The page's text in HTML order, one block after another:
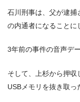
石川刑事は、父が逮捕
の内通者になることに
3年前の事件の音声デ
そして、上杉から押収
USBメモリを抜き取っ